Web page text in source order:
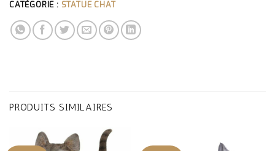
CATÉGORIE : STATUE CHAT
PRODUITS SIMILAIRES